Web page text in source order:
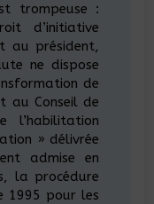
trompeuse :
d’initiative
au président,
ne dispose
de
au Conseil de
l’habilitation
» délivrée
admise en
la procédure
1995 pour les